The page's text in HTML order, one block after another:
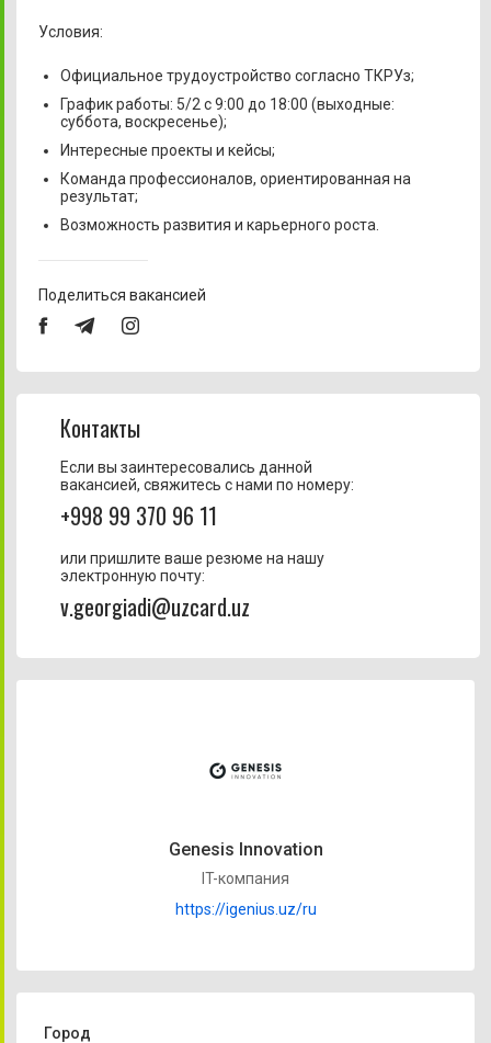
Условия:
Официальное трудоустройство согласно ТКРУз;
График работы: 5/2 с 9:00 до 18:00 (выходные:
суббота, воскресенье);
Интересные проекты и кейсы;
Команда профессионалов, ориентированная на
результат;
Возможность развития и карьерного роста.
Поделиться вакансией
Контакты
Если вы заинтересовались данной
вакансией, свяжитесь с нами по номеру:
+998 99 370 96 11
или пришлите ваше резюме на нашу
электронную почту:
v.georgiadi@uzcard.uz
Genesis Innovation
IT-компания
https://igenius.uz/ru
Город